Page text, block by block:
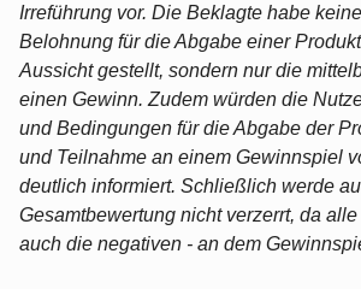
Irreführung vor. Die Beklagte habe
Belohnung für die Abgabe einer
Aussicht gestellt, sondern nur die
einen Gewinn. Zudem würden die
und Bedingungen für die Abgabe der
und Teilnahme an einem Gewinnspiel
deutlich informiert. Schließlich werde
Gesamtbewertung nicht verzerrt, da
auch die negativen - an dem